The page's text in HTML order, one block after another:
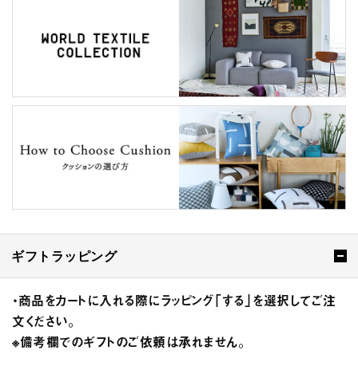
ギフトラッピング
・商品をカートに入れる際にラッピング「する」を選択してご注
文ください。
※備考欄でのギフトのご依頼は承れません。